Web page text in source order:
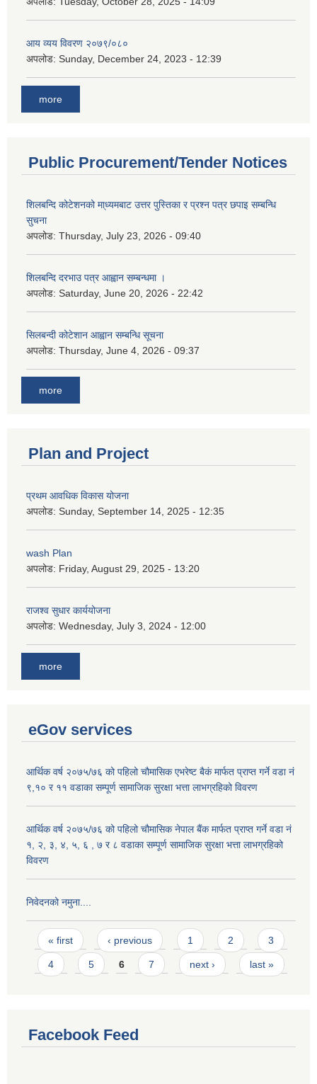
आय व्यय विवरण २०७९/०८०
अपलोड: Sunday, December 24, 2023 - 12:39
more
Public Procurement/Tender Notices
शिलबन्दि कोटेशनको मा्ध्यमबाट उत्तर पुस्तिका र प्रश्न पत्र छपाइ सम्बन्धि
सुचना
अपलोड: Thursday, July 23, 2026 - 09:40
शिलबन्दि दरभाउ पत्र आह्वान सम्बन्धमा ।
अपलोड: Saturday, June 20, 2026 - 22:42
सिलबन्दी कोटेशान आह्वान सम्बन्धि सूचना
अपलोड: Thursday, June 4, 2026 - 09:37
more
Plan and Project
प्रथम आवधिक विकास योजना
अपलोड: Sunday, September 14, 2025 - 12:35
wash Plan
अपलोड: Friday, August 29, 2025 - 13:20
राजश्व सुधार कार्ययोजना
अपलोड: Wednesday, July 3, 2024 - 12:00
more
eGov services
आर्थिक वर्ष २०७५/७६ को पहिलो चौमासिक एभरेष्ट बैकं मार्फत प्राप्त गर्ने वडा नं
९,१० र ११ वडाका सम्पूर्ण सामाजिक सुरक्षा भत्ता लाभग्रहिको विवरण
आर्थिक वर्ष २०७५/७६ को पहिलो चौमासिक नेपाल बैंक मार्फत प्राप्त गर्ने वडा नं
१, २, ३, ४, ५, ६ , ७ र ८ वडाका सम्पूर्ण सामाजिक सुरक्षा भत्ता लाभग्रहिको
विवरण
निवेदनको नमुना....
Pages
« first ‹ previous 1 2 3
4 5 6 7 next › last »
Facebook Feed